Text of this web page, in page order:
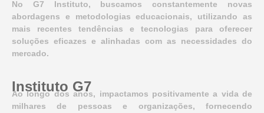
No G7 Instituto, buscamos constantemente novas
abordagens e metodologias educacionais, utilizando as
mais recentes tendências e tecnologias para oferecer
soluções eficazes e alinhadas com as necessidades do
mercado.
Instituto G7
Ao longo dos anos, impactamos positivamente a vida de
milhares de pessoas e organizações, fornecendo